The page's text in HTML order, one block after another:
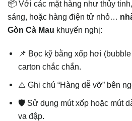
📦 Với các mặt hàng như thủy
sáng, hoặc hàng điện tử nhỏ…
Gòn Cà Mau khuyến nghị:
📌 Bọc kỹ bằng xốp hơi
carton chắc chắn.
⚠️ Ghi chú “Hàng dễ vỡ” bên
🛡️ Sử dụng mút xốp hoặc mút
va đập.